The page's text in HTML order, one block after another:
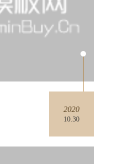
2020
10.30